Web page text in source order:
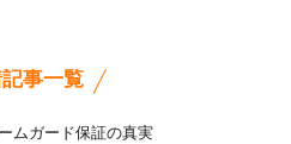
事一覧
ムガード保証の真実